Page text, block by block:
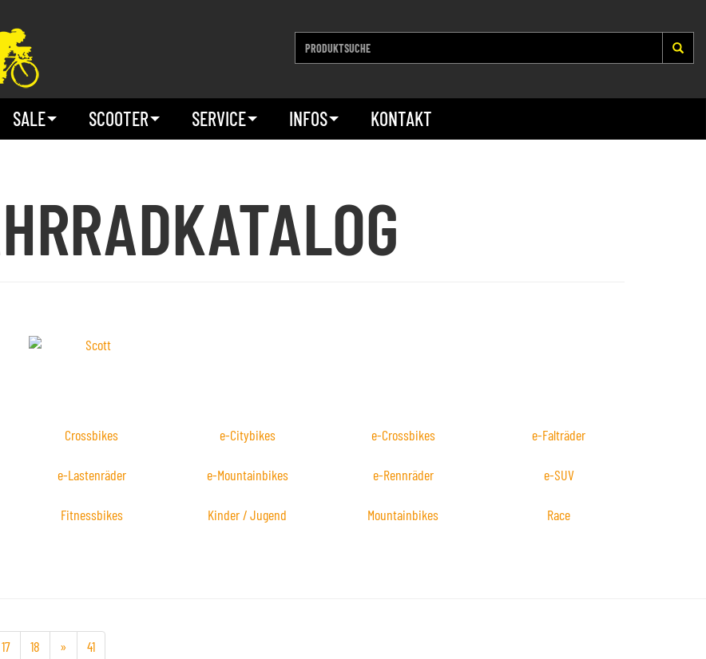
SALE SCOOTER SERVICE INFOS KONTAKT
Crossbikes e-Citybikes e-Crossbikes e-Falträder
e-Lastenräder e-Mountainbikes e-Rennräder e-SUV
Fitnessbikes Kinder / Jugend Mountainbikes Race
17 18 » 41